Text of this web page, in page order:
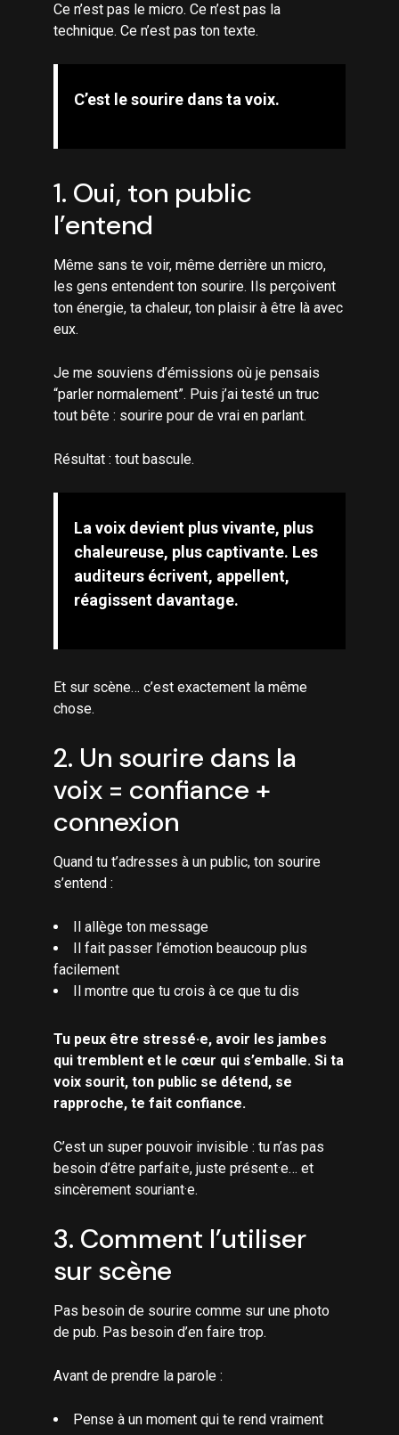
Ce n’est pas le micro. Ce n’est pas la
technique. Ce n’est pas ton texte.
C’est le sourire dans ta voix.
1. Oui, ton public
l’entend
Même sans te voir, même derrière un micro,
les gens entendent ton sourire. Ils perçoivent
ton énergie, ta chaleur, ton plaisir à être là avec
eux.
Je me souviens d’émissions où je pensais
“parler normalement”. Puis j’ai testé un truc
tout bête : sourire pour de vrai en parlant.
Résultat : tout bascule.
La voix devient plus vivante, plus
chaleureuse, plus captivante. Les
auditeurs écrivent, appellent,
réagissent davantage.
Et sur scène… c’est exactement la même
chose.
2. Un sourire dans la
voix = confiance +
connexion
Quand tu t’adresses à un public, ton sourire
s’entend :
Il allège ton message
Il fait passer l’émotion beaucoup plus
facilement
Il montre que tu crois à ce que tu dis
Tu peux être stressé·e, avoir les jambes
qui tremblent et le cœur qui s’emballe. Si ta
voix sourit, ton public se détend, se
rapproche, te fait confiance.
C’est un super pouvoir invisible : tu n’as pas
besoin d’être parfait·e, juste présent·e… et
sincèrement souriant·e.
3. Comment l’utiliser
sur scène
Pas besoin de sourire comme sur une photo
de pub. Pas besoin d’en faire trop.
Avant de prendre la parole :
Pense à un moment qui te rend vraiment